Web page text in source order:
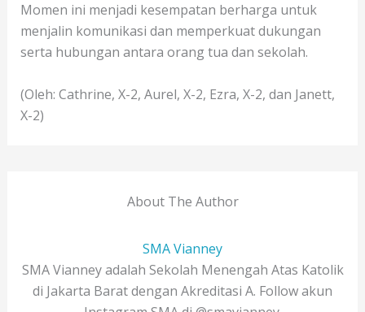
Momen ini menjadi kesempatan berharga untuk
menjalin komunikasi dan memperkuat dukungan
serta hubungan antara orang tua dan sekolah.
(Oleh: Cathrine, X-2, Aurel, X-2, Ezra, X-2, dan Janett,
X-2)
About The Author
SMA Vianney
SMA Vianney adalah Sekolah Menengah Atas Katolik
di Jakarta Barat dengan Akreditasi A. Follow akun